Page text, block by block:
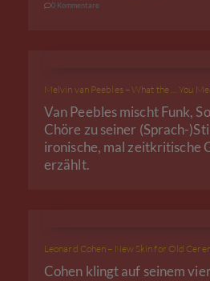
0 Kommentare
Melvin van Peebles – What the … You
Van Peebles mischt Funk,
Chöre zu seiner (Sprach-
ironische, mal zeitkritische
erzählt.
Leonard Cohen – New Skin for Old
Cohen klingt auf seinem